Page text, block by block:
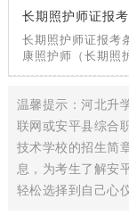
长期照护师证报考
长期照护师证报考
康照护师（长期照
温馨提示：河北升
联网或安平县综合
技术学校的招生简
息，为考生了解安
轻松选择到自己心